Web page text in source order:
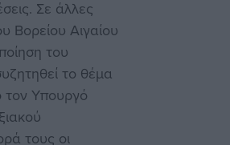
Σε άλλες
Βορείου Αιγαίου
του
το θέμα
τον Υπουργό
τους οι